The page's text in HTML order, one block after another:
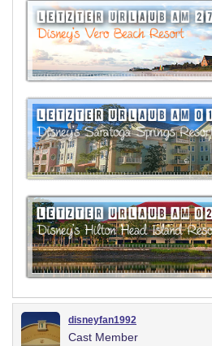
disneyfan1992
Cast Member